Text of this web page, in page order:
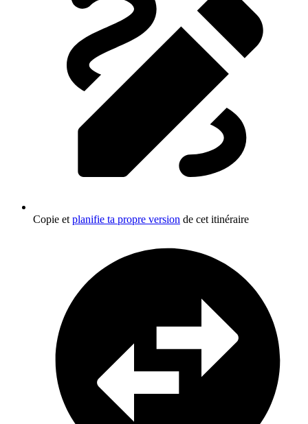
Copie et planifie ta propre version de cet itinéraire